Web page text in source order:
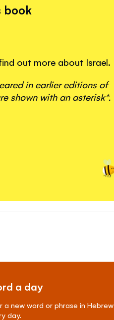
book
out more about Israel.
in earlier editions of
shown with an asterisk*.
a day
a new word or phrase in Hebrew
day.